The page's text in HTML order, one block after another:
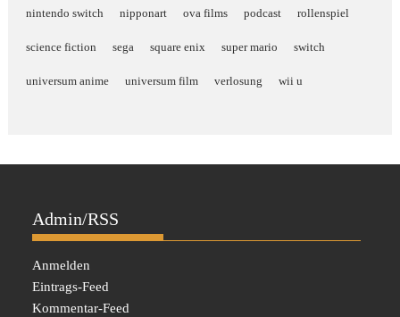
nintendo switch nipponart ova films podcast rollenspiel
science fiction sega square enix super mario switch
universum anime universum film verlosung wii u
Admin/RSS
Anmelden
Eintrags-Feed
Kommentar-Feed